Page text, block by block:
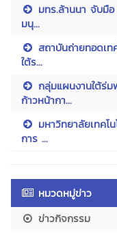
มทร.ล้านนา จับมื
มนุ...
สถาบันถ่ายทอดเ
ใต้ร...
กลุ่มแผนงานใต้ร่
ก้าวหน้ากา...
มหาวิทยาลัยเทค
การ ...
หมวดหมู่ข่าว
ข่าวกิจกรรม